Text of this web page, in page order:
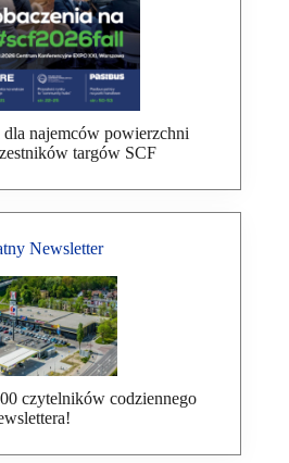
dla najemców powierzchni
targów SCF
Newsletter
czytelników codziennego